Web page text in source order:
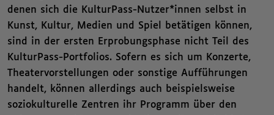
denen sich die KulturPass-Nutzer*innen selbst in
Kunst, Kultur, Medien und Spiel betätigen können,
sind in der ersten Erprobungsphase nicht Teil des
KulturPass-Portfolios. Sofern es sich um Konzerte,
Theatervorstellungen oder sonstige Aufführungen
handelt, können allerdings auch beispielsweise
soziokulturelle Zentren ihr Programm über den